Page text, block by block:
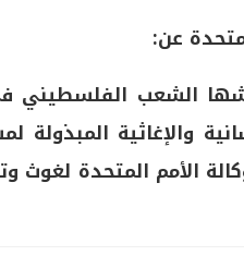
عن:
الشعب الفلسطيني
والإغاثية المبذولة
الأمم المتحدة